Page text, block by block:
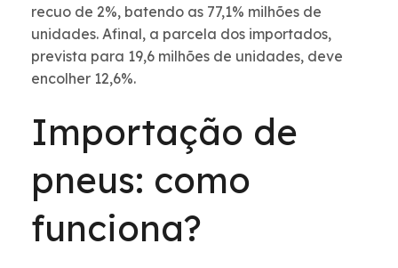
recuo de 2%, batendo as 77,1% milhões de
unidades. Afinal, a parcela dos importados,
prevista para 19,6 milhões de unidades, deve
encolher 12,6%.
Importação de
pneus: como
funciona?